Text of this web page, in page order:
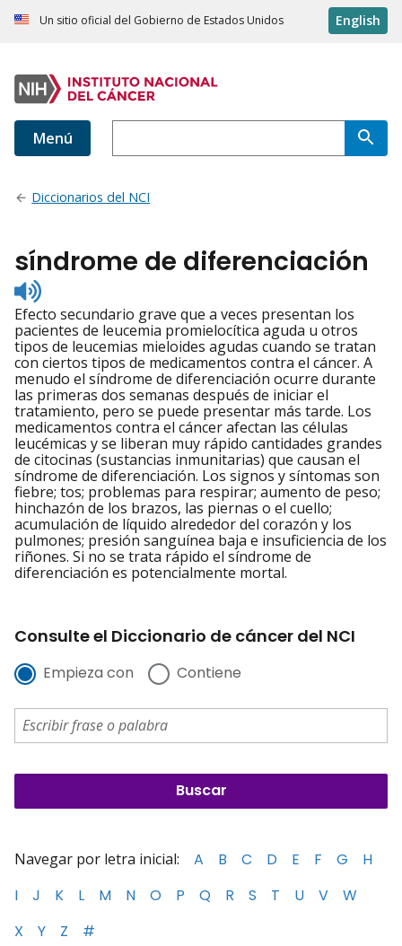
Un sitio oficial del Gobierno de Estados Unidos English
Menú
Diccionarios del NCI
síndrome de diferenciación
Listen
to
pronunciation
Efecto secundario grave que a veces presentan los
pacientes de leucemia promielocítica aguda u otros
tipos de leucemias mieloides agudas cuando se tratan
con ciertos tipos de medicamentos contra el cáncer. A
menudo el síndrome de diferenciación ocurre durante
las primeras dos semanas después de iniciar el
tratamiento, pero se puede presentar más tarde. Los
medicamentos contra el cáncer afectan las células
leucémicas y se liberan muy rápido cantidades grandes
de citocinas (sustancias inmunitarias) que causan el
síndrome de diferenciación. Los signos y síntomas son
fiebre; tos; problemas para respirar; aumento de peso;
hinchazón de los brazos, las piernas o el cuello;
acumulación de líquido alrededor del corazón y los
pulmones; presión sanguínea baja e insuficiencia de los
riñones. Si no se trata rápido el síndrome de
diferenciación es potencialmente mortal.
Consulte el Diccionario de cáncer del NCI
Empieza con Contiene
Navegar por letra inicial: A B C D E F G
H
I
J K L M N O P Q R S T U V
W
X
Y Z #